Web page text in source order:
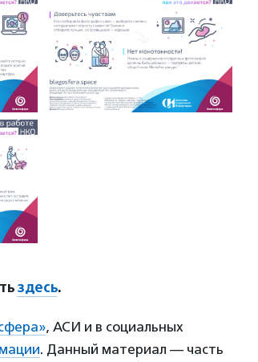
здесь.
, АСИ и в социальных
. Данный материал — часть